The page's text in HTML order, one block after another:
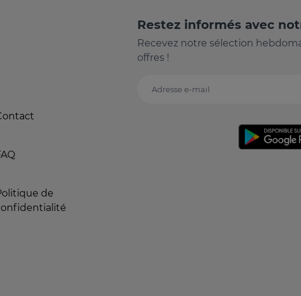
de
Restez informés avec
Recevez notre sélection
offres !
Adresse e-mail